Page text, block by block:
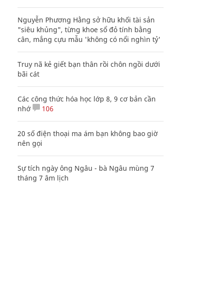
Nguyễn Phương Hằng sở hữu khối tài sản
"siêu khủng", từng khoe sổ đỏ tính bằng
cân, mắng cựu mẫu 'không có nổi nghìn tỷ'
Truy nã kẻ giết bạn thân rồi chôn ngồi dưới
bãi cát
Các công thức hóa học lớp 8, 9 cơ bản cần
nhớ
106
20 số điện thoại ma ám bạn không bao giờ
nên gọi
Sự tích ngày ông Ngâu - bà Ngâu mùng 7
tháng 7 âm lịch